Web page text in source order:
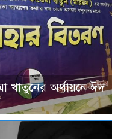
খাতুনের অর্থায়নে ঈদ